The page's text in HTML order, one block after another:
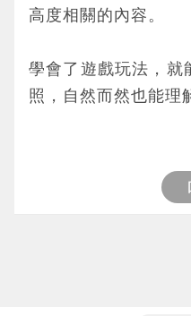
為了在疫情流行區快
快篩做大量篩檢。但
在感染初期。因此
的資訊都是反過來的
製用的版，文字都是
是印製出來的報紙。
的 DNA 會躲藏進細
來，被感染的細胞
mRNA是由
基因：告訴你如何製
因。mRNA 所戴的
個編碼，這
高度相關的內容。
學會了遊戲玩法，就
照，自然而然也能理